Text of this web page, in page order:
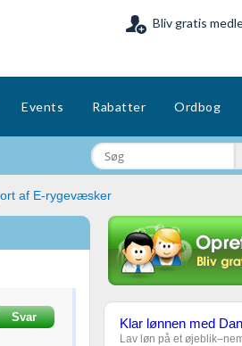
Bliv gratis
Events Rabatter Ordbog
af E-rygevæsker
Svar Klar lønnen med
Lav løn på et